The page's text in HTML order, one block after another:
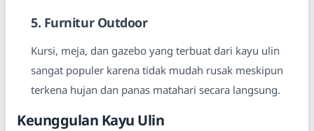
5. Furnitur Outdoor
Kursi, meja, dan gazebo yang terbuat dari kayu ulin
sangat populer karena tidak mudah rusak meskipun
terkena hujan dan panas matahari secara langsung.
Keunggulan Kayu Ulin